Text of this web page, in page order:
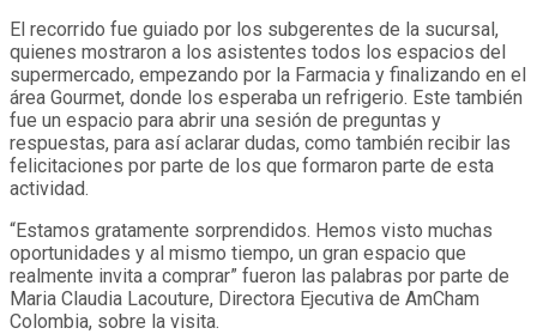
El recorrido fue guiado por los subgerentes de la sucursal,
quienes mostraron a los asistentes todos los espacios del
supermercado, empezando por la Farmacia y finalizando en el
área Gourmet, donde los esperaba un refrigerio. Este también
fue un espacio para abrir una sesión de preguntas y
respuestas, para así aclarar dudas, como también recibir las
felicitaciones por parte de los que formaron parte de esta
actividad.
“Estamos gratamente sorprendidos. Hemos visto muchas
oportunidades y al mismo tiempo, un gran espacio que
realmente invita a comprar” fueron las palabras por parte de
Maria Claudia Lacouture, Directora Ejecutiva de AmCham
Colombia, sobre la visita.